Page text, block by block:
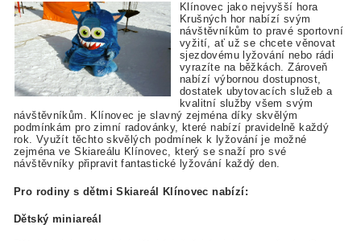
Klínovec jako nejvyšší hora
Krušných hor nabízí svým
návštěvníkům to pravé sportovní
vyžití, ať už se chcete věnovat
sjezdovému lyžování nebo rádi
vyrazíte na běžkách. Zároveň
nabízí výbornou dostupnost,
dostatek ubytovacích služeb a
kvalitní služby všem svým
návštěvníkům. Klínovec je slavný zejména díky skvělým
podmínkám pro zimní radovánky, které nabízí pravidelně každý
rok. Využít těchto skvělých podmínek k lyžování je možné
zejména ve Skiareálu Klínovec, který se snaží pro své
návštěvníky připravit fantastické lyžování každý den.
Pro rodiny s dětmi Skiareál Klínovec nabízí:
Dětský miniareál